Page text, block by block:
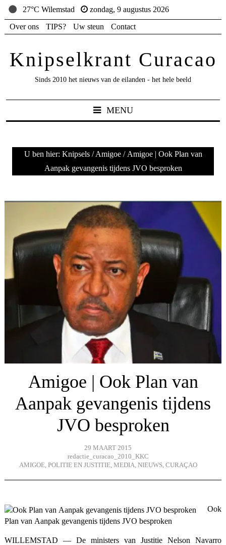
27°C Wilemstad
zondag, 9 augustus 2026
Over ons
TIPS? Uw steun Contact
Knipselkrant Curacao
Sinds 2010 het nieuws van de eilanden - het hele beeld
MENU
U ben hier: Knipsels / Amigoe / Amigoe | Ook Plan van
Aanpak gevangenis tijdens JVO besproken
Amigoe | Ook Plan van
Aanpak gevangenis tijdens
JVO besproken
29 MAART 2015
redactie_curacao_2010_KKC
AMIGOE, POLITIE EN JUSTITIE, MEDIA, NIEUWS, CURAÇAO
Ook
Plan van Aanpak gevangenis tijdens JVO besproken
WILLEMSTAD — De ministers van Justitie Nelson Navarro